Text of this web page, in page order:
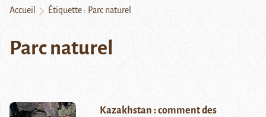
Accueil Étiquette : Parc naturel
Parc naturel
Kazakhstan : comment des